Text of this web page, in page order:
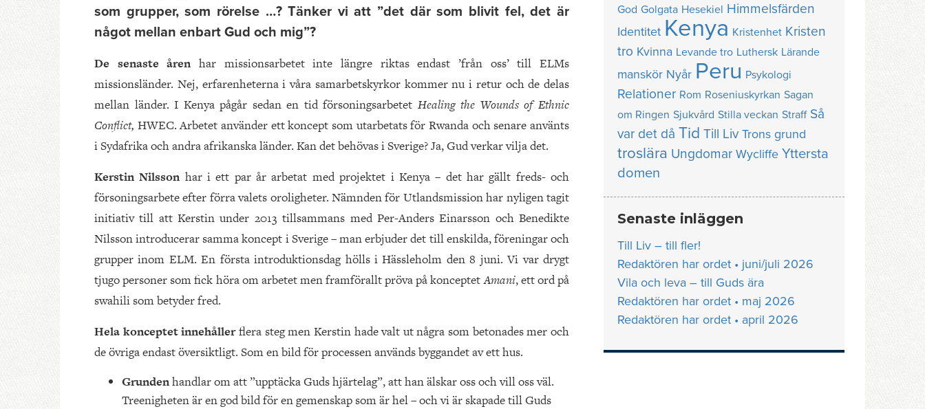
som grupper, som rörelse …? Tänker vi att ”det där som blivit fel, det är
något mellan enbart Gud och mig”?
De senaste åren har missionsarbetet inte längre riktas endast ’från oss’ till ELMs
missionsländer. Nej, erfarenheterna i våra samarbetskyrkor kommer nu i retur och de delas
mellan länder. I Kenya pågår sedan en tid försoningsarbetet Healing the Wounds of Ethnic
Conflict, HWEC. Arbetet använder ett koncept som utarbetats för Rwanda och senare använts
i Sydafrika och andra afrikanska länder. Kan det behövas i Sverige? Ja, Gud verkar vilja det.
Kerstin Nilsson har i ett par år arbetat med projektet i Kenya – det har gällt freds- och
försoningsarbete efter förra valets oroligheter. Nämnden för Utlandsmission har nyligen tagit
initiativ till att Kerstin under 2013 tillsammans med Per-Anders Einarsson och Benedikte
Nilsson introducerar samma koncept i Sverige – man erbjuder det till enskilda, föreningar och
grupper inom ELM. En första introduktionsdag hölls i Hässleholm den 8 juni. Vi var drygt
tjugo personer som fick höra om arbetet men framförallt pröva på konceptetAmani, ett ord på
swahili som betyder fred.
Hela konceptet innehållerflera steg men Kerstin hade valt ut några som betonades mer och
de övriga endast översiktligt. Som en bild för processen används byggandet av ett hus.
Grundenhandlar om att ”upptäcka Guds hjärtelag”, att han älskar oss och vill oss väl.
Treenigheten är en god bild för en gemenskap som är hel – och vi är skapade till Guds
God Golgata Hesekiel Himmelsfärden
Identitet Kenya Kristenhet Kristen
tro Kvinna Levande tro Luthersk Lärande
manskör Nyår Peru Psykologi
Relationer Rom Roseniuskyrkan Sagan
om Ringen Sjukvård Stilla veckan Straff Så
var det då Tid Till Liv Trons grund
troslära Ungdomar Wycliffe Yttersta
domen
Senaste inläggen
Till Liv – till fler!
Redaktören har ordet • juni/juli 2026
Vila och leva – till Guds ära
Redaktören har ordet • maj 2026
Redaktören har ordet • april 2026